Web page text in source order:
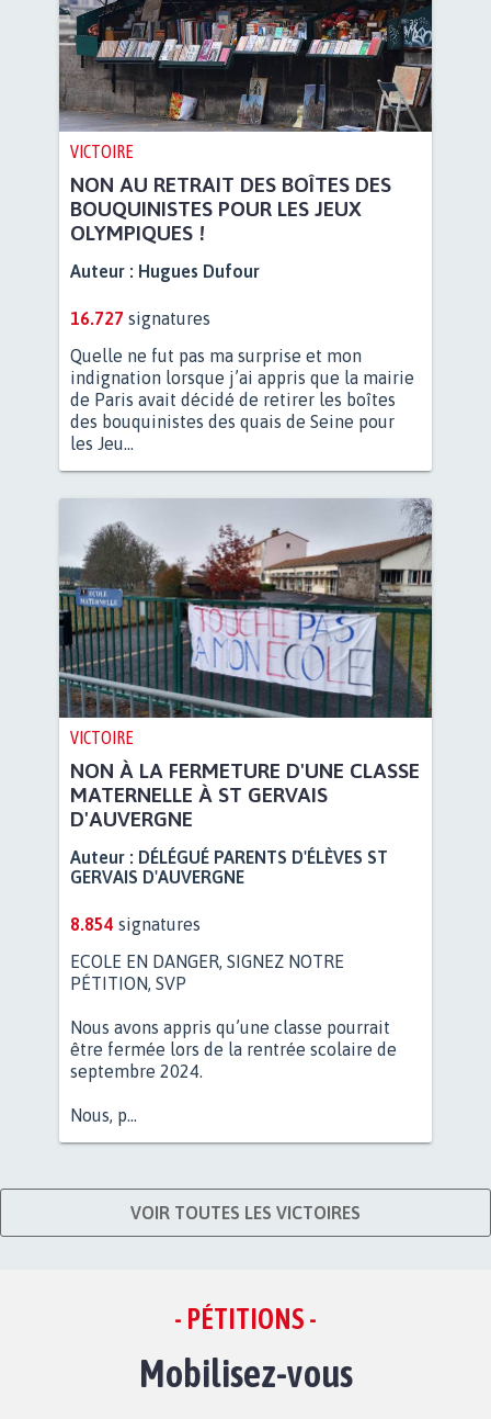
VICTOIRE
NON AU RETRAIT DES BOÎTES DES
BOUQUINISTES POUR LES JEUX
OLYMPIQUES !
Auteur : Hugues Dufour
16.727 signatures
Quelle ne fut pas ma surprise et mon
indignation lorsque j’ai appris que la mairie
de Paris avait décidé de retirer les boîtes
des bouquinistes des quais de Seine pour
les Jeu...
VICTOIRE
NON À LA FERMETURE D'UNE CLASSE
MATERNELLE À ST GERVAIS
D'AUVERGNE
Auteur : DÉLÉGUÉ PARENTS D'ÉLÈVES ST
GERVAIS D'AUVERGNE
8.854 signatures
ECOLE EN DANGER, SIGNEZ NOTRE
PÉTITION, SVP
Nous avons appris qu’une classe pourrait
être fermée lors de la rentrée scolaire de
septembre 2024.
Nous, p...
VOIR TOUTES LES VICTOIRES
- PÉTITIONS -
Mobilisez-vous